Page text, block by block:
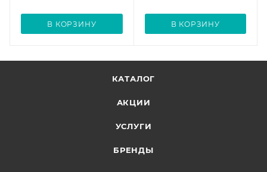
В КОРЗИНУ В КОРЗИНУ
КАТАЛОГ
АКЦИИ
УСЛУГИ
БРЕНДЫ